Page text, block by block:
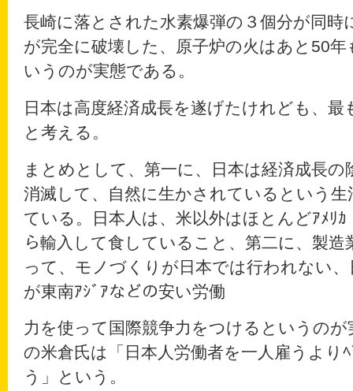
長崎に落とされた水素爆弾の３個分が同時
が完全に破壊した、原子炉の火はあと50
いうのが実態である。
日本は高度経済成長を遂げたけれども、
と考える。
まとめとして、第一に、日本は経済成長の
消滅して、自然に生かされているという
ている。日本人は、米以外はほとんどｱﾒﾘｶ
ら輸入して食していること、第二に、製
って、モノづくりが日本では行われない
が東南ｱｼﾞｱなどの安い労働
力を使って国際競争力をつけるというの
の米倉氏は「日本人労働者を一人雇うより
う」という。